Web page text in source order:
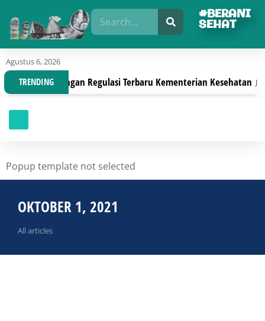
#BERANI
SEHAT
Agustus 6, 2026
TRENDINGDengan Regulasi Terbaru Kementerian Kesehatan Juli
Popup template not selected
OKTOBER 1, 2021
All articles